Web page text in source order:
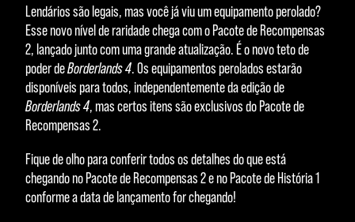
ube
e
com
a
tran
sfer
ênci
dado
s
para
Lendários são legais, mas você já viu um equipamento perolado?
Esse novo nível de raridade chega com o Pacote de Recompensas
2, lançado junto com uma grande atualização. É o novo teto de
poder deBorderlands 4. Os equipamentos perolados estarão
disponíveis para todos, independentemente da edição de
Borderlands 4, mas certos itens são exclusivos do Pacote de
Recompensas 2.
Fique de olho para conferir todos os detalhes do que está
chegando no Pacote de Recompensas 2 e no Pacote de História 1
conforme a data de lançamento for chegando!